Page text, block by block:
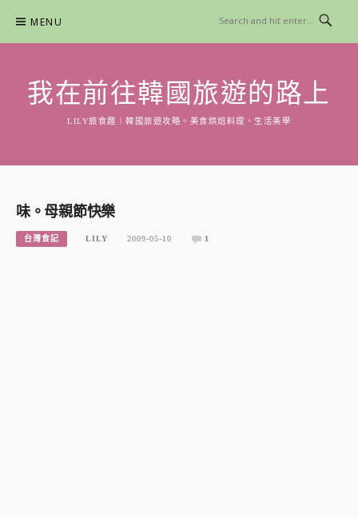
content
MENU
我在前往韓國旅遊的路上
LILY旅食趣｜韓國旅遊攻略。美食烘焙料理。生活美學
味。母親節快樂
台灣食記 LILY 2009-05-10 1